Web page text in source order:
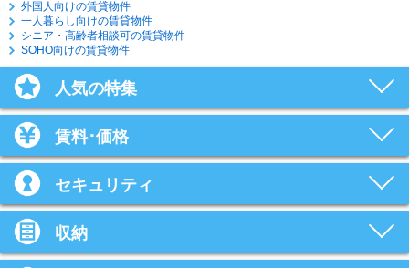
外国人向けの賃貸物件
一人暮らし向けの賃貸物件
シニア・高齢者相談可の賃貸物件
SOHO向けの賃貸物件
人気の特集
賃料･価格
セキュリティ
収納